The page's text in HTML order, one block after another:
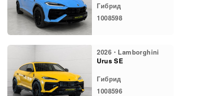
Гибрид
1008598
2026・Lamborghini
Urus SE
Гибрид
1008596